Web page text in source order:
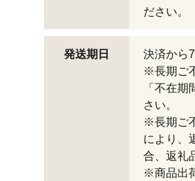
ださい。
発送期日
決済から
※長期ご
「不在
さい。
※長期ご
により、
合、返礼
※商品出